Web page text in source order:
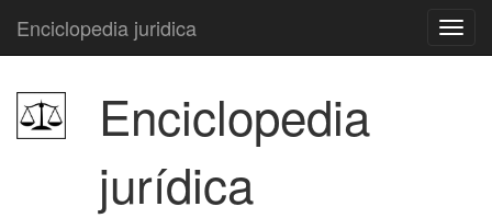
Enciclopedia juridica
Enciclopedia
jurídica